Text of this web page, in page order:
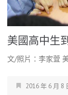
美國高中生
文/照片：李家萓
2016 年 6 月 8